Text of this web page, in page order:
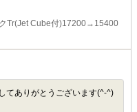
Tr(Jet Cube付)17200→15400
てありがとうございます(^-^)